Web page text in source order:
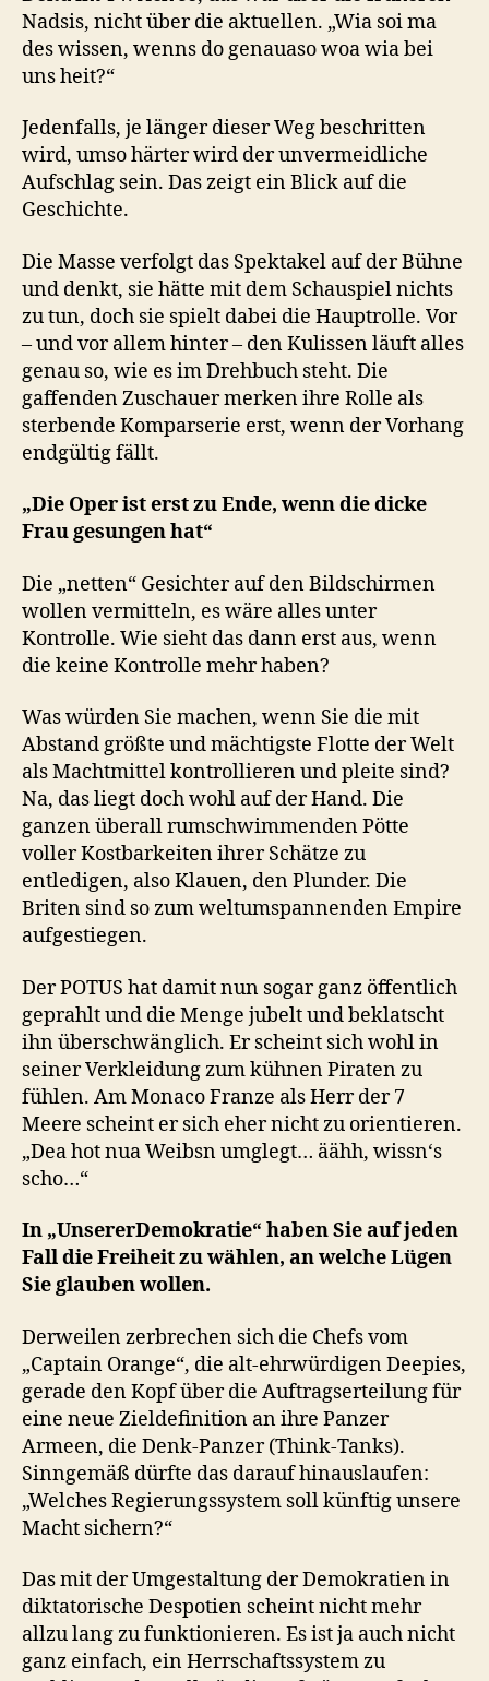
Nadsis, nicht über die aktuellen. „Wia soi ma
des wissen, wenns do genauaso woa wia bei
uns heit?“
Jedenfalls, je länger dieser Weg beschritten
wird, umso härter wird der unvermeidliche
Aufschlag sein. Das zeigt ein Blick auf die
Geschichte.
Die Masse verfolgt das Spektakel auf der Bühne
und denkt, sie hätte mit dem Schauspiel nichts
zu tun, doch sie spielt dabei die Hauptrolle. Vor
– und vor allem hinter – den Kulissen läuft alles
genau so, wie es im Drehbuch steht. Die
gaffenden Zuschauer merken ihre Rolle als
sterbende Komparserie erst, wenn der Vorhang
endgültig fällt.
„Die Oper ist erst zu Ende, wenn die dicke
Frau gesungen hat“
Die „netten“ Gesichter auf den Bildschirmen
wollen vermitteln, es wäre alles unter
Kontrolle. Wie sieht das dann erst aus, wenn
die keine Kontrolle mehr haben?
Was würden Sie machen, wenn Sie die mit
Abstand größte und mächtigste Flotte der Welt
als Machtmittel kontrollieren und pleite sind?
Na, das liegt doch wohl auf der Hand. Die
ganzen überall rumschwimmenden Pötte
voller Kostbarkeiten ihrer Schätze zu
entledigen, also Klauen, den Plunder. Die
Briten sind so zum weltumspannenden Empire
aufgestiegen.
Der POTUS hat damit nun sogar ganz öffentlich
geprahlt und die Menge jubelt und beklatscht
ihn überschwänglich. Er scheint sich wohl in
seiner Verkleidung zum kühnen Piraten zu
fühlen. Am Monaco Franze als Herr der 7
Meere scheint er sich eher nicht zu orientieren.
„Dea hot nua Weibsn umglegt… äähh, wissn‘s
scho…“
In „UnsererDemokratie“ haben Sie auf jeden
Fall die Freiheit zu wählen, an welche Lügen
Sie glauben wollen.
Derweilen zerbrechen sich die Chefs vom
„Captain Orange“, die alt-ehrwürdigen Deepies,
gerade den Kopf über die Auftragserteilung für
eine neue Zieldefinition an ihre Panzer
Armeen, die Denk-Panzer (Think-Tanks).
Sinngemäß dürfte das darauf hinauslaufen:
„Welches Regierungssystem soll künftig unsere
Macht sichern?“
Das mit der Umgestaltung der Demokratien in
diktatorische Despotien scheint nicht mehr
allzu lang zu funktionieren. Es ist ja auch nicht
ganz einfach, ein Herrschaftssystem zu